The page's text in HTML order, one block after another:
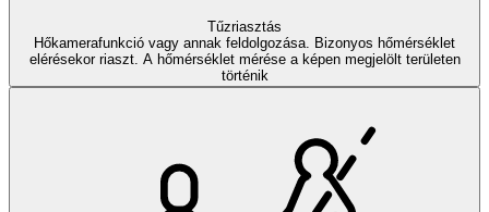
Tűzriasztás
Hőkamerafunkció vagy annak feldolgozása. Bizonyos hőmérséklet
elérésekor riaszt. A hőmérséklet mérése a képen megjelölt területen
történik